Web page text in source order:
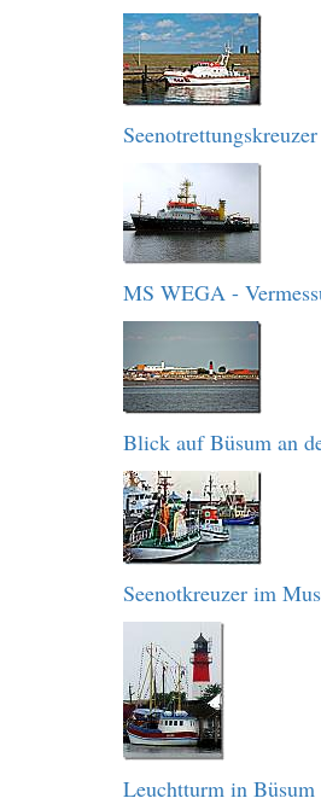
MS WEGA -
Blick auf Büsum an
Seenotkreuzer im
Leuchtturm in Büsum